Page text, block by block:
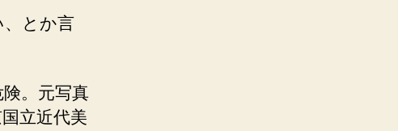
、とか言
。元写真
立近代美